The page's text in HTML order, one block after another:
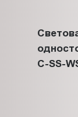
C-SS-